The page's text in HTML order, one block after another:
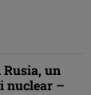
un
nuclear –